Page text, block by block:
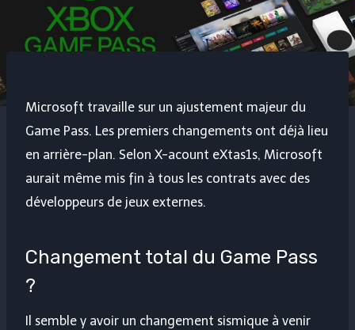
Microsoft travaille sur un ajustement majeur du
Game Pass. Les premiers changements ont déjà lieu
en arrière-plan. Selon X-acount eXtas1s, Microsoft
aurait même mis fin à tous les contrats avec des
développeurs de jeux externes.
Changement total du Game Pass
?
Il semble y avoir un changement sismique à venir